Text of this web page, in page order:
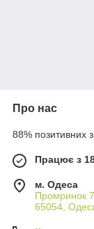
Про нас
88% позитивних з
Працює з
м. Одеса
Промринок
65054,